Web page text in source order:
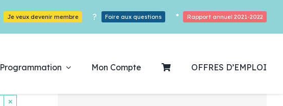
Je veux devenir membre ? Foire aux questions * Rapport annuel 2021-2022
Programmation Mon Compte OFFRES D’EMPLOI
×